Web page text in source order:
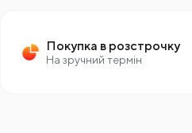
Покупка в розстрочку
На зручний термін